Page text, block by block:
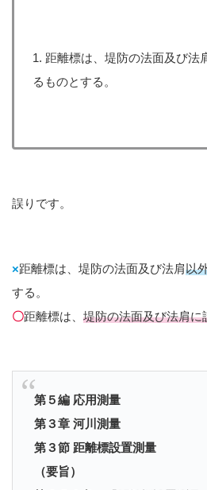
1. 距離標は、堤防の法面及び法
るものとする。
誤りです。
×距離標は、堤防の法面及び法肩以
する。
〇距離標は、 堤防の法面及び法肩に
第５編 応用測量
第３章 河川測量
第３節 距離標設置測量
（要旨）